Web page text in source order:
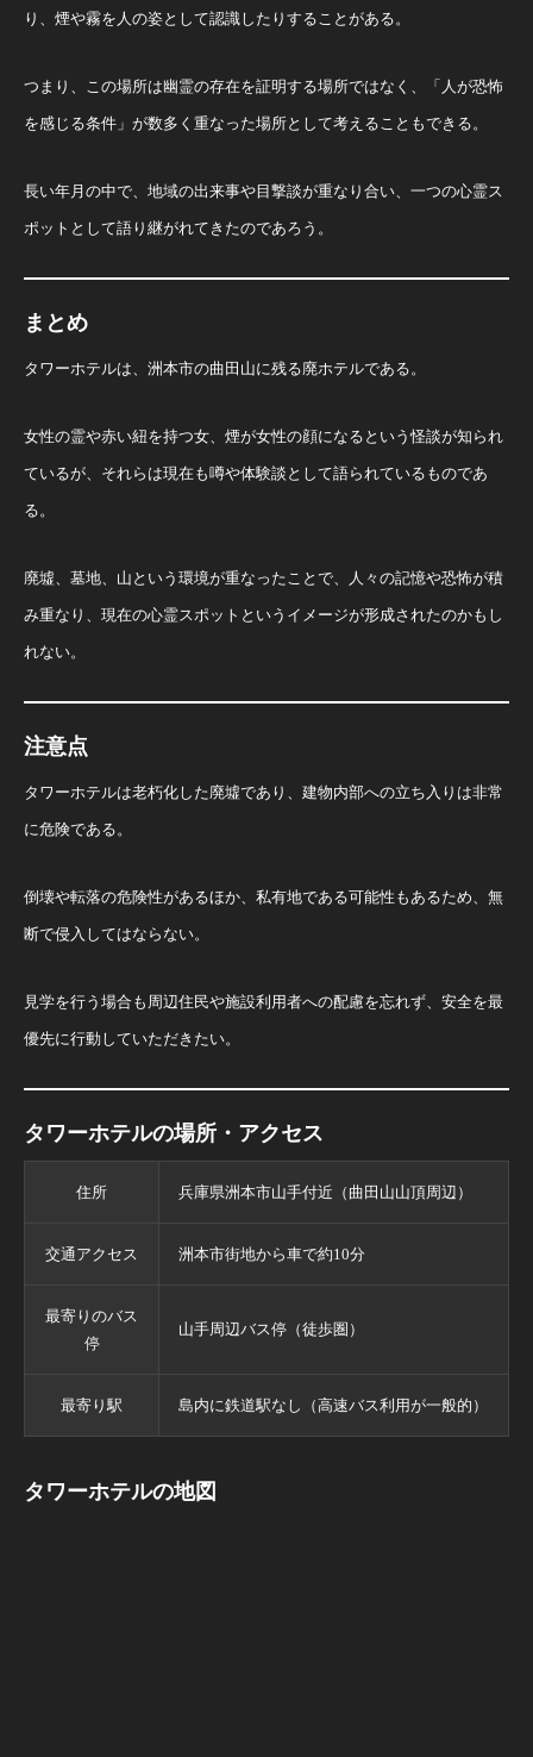
り、煙や霧を人の姿として認識したりすることがある。
つまり、この場所は幽霊の存在を証明する場所ではなく、「人が恐怖
を感じる条件」が数多く重なった場所として考えることもできる。
長い年月の中で、地域の出来事や目撃談が重なり合い、一つの心霊ス
ポットとして語り継がれてきたのであろう。
まとめ
タワーホテルは、洲本市の曲田山に残る廃ホテルである。
女性の霊や赤い紐を持つ女、煙が女性の顔になるという怪談が知られ
ているが、それらは現在も噂や体験談として語られているものであ
る。
廃墟、墓地、山という環境が重なったことで、人々の記憶や恐怖が積
み重なり、現在の心霊スポットというイメージが形成されたのかもし
れない。
注意点
タワーホテルは老朽化した廃墟であり、建物内部への立ち入りは非常
に危険である。
倒壊や転落の危険性があるほか、私有地である可能性もあるため、無
断で侵入してはならない。
見学を行う場合も周辺住民や施設利用者への配慮を忘れず、安全を最
優先に行動していただきたい。
タワーホテルの場所・アクセス
住所 兵庫県洲本市山手付近（曲田山山頂周辺）
交通アクセス 洲本市街地から車で約10分
最寄りのバス
停
山手周辺バス停（徒歩圏）
最寄り駅 島内に鉄道駅なし（高速バス利用が一般的）
タワーホテルの地図